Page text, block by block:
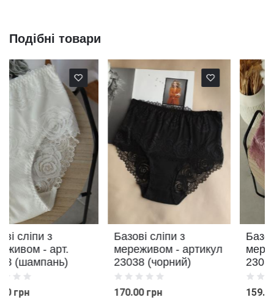
Подібні товари
Базові сліпи з
мереживом - артикул
23038 (чорний)
Базові сліпи з
мереживом - артикул
23038 (рожевий)